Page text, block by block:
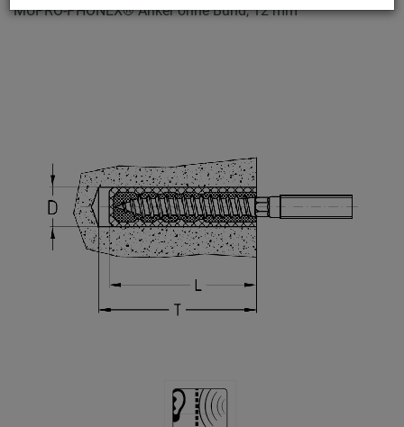
MÜPRO-PHONEX® Anker ohne Bund, 12 mm